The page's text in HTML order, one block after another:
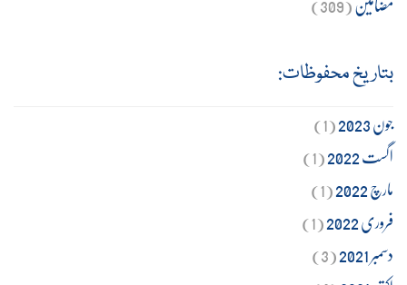
بتاریخ محفوظات:
جون 2023
(1)
اگست 2022
(1)
مارچ 2022
(1)
فروری 2022
(1)
دسمبر 2021
(3)